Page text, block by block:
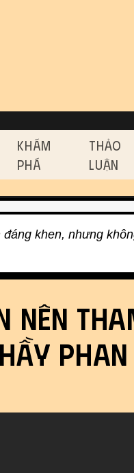
Khám
Phá
Thảo
Luận
khen, nhưng
nên